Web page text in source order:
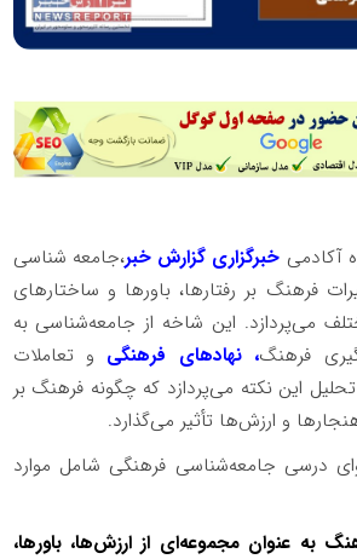
آکادمی خبرگزاری گزارش خبر،جامعه شناسی
فرهنگ بر رفتارها، باورها و ساختارهای
می‌پردازد. این شاخه از جامعه‌شناسی به
فرهنگ، نهادهای فرهنگی و تعاملات
این نکته می‌پردازد که چگونه فرهنگ بر
و ارزش‌ها تأثیر می‌گذارد.
درسی جامعه‌شناسی فرهنگی شامل موارد
به عنوان مجموعه‌ای از ارزش‌ها، باورها،